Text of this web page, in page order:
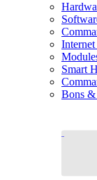
Smart
Bons &